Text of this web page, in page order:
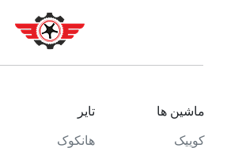
ماشین ها
کوییک
تایر
هانکوک